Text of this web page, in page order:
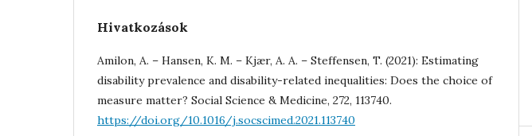
Hivatkozások
Amilon, A. – Hansen, K. M. – Kjær, A. A. – Steffensen, T. (2021): Estimating
disability prevalence and disability-related inequalities: Does the choice of
measure matter? Social Science & Medicine, 272, 113740.
https://doi.org/10.1016/j.socscimed.2021.113740